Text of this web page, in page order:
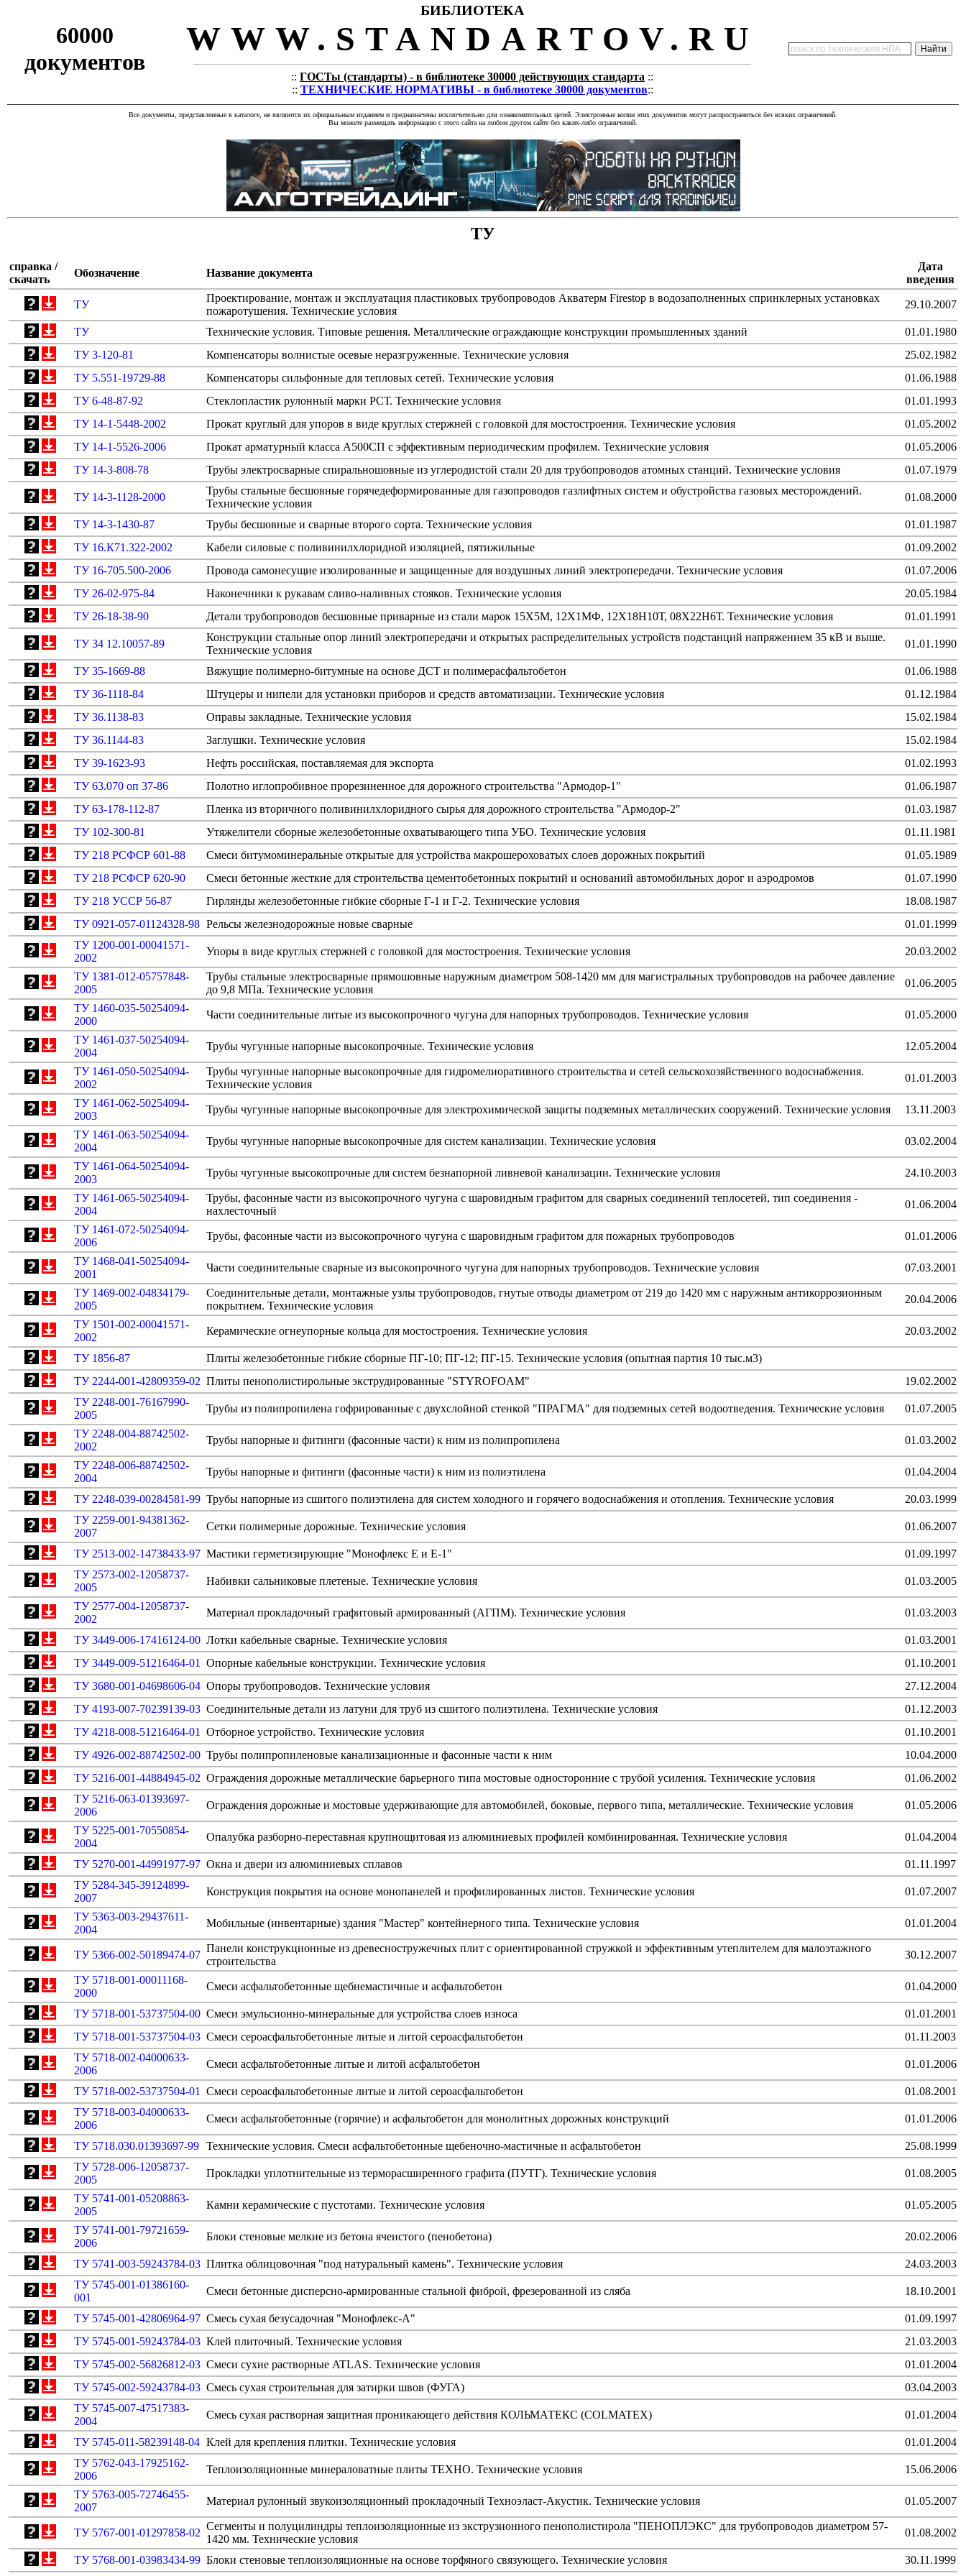
60000
документов
БИБЛИОТЕКА
WWW.STANDARTOV.RU
:: ГОСТы (стандарты) - в библиотеке 30000 действующих стандарта ::
:: ТЕХНИЧЕСКИЕ НОРМАТИВЫ - в библиотеке 30000 документов::
Все документы, представленные в каталоге, не являются их официальным изданием и предназначены исключительно для ознакомительных целей. Электронные копии этих документов могут распространяться без всяких ограничений.
Вы можете размещать информацию с этого сайта на любом другом сайте без каких-либо ограничений.
ТУ
справка /
скачать
Обозначение Название документа
Дата
введения
ТУ
Проектирование, монтаж и эксплуатация пластиковых трубопроводов Акватерм Firestop в водозаполненных спринклерных установках
пожаротушения. Технические условия
29.10.2007
ТУ Технические условия. Типовые решения. Металлические ограждающие конструкции промышленных зданий
01.01.1980
ТУ 3-120-81
Компенсаторы волнистые осевые неразгруженные. Технические условия
25.02.1982
ТУ 5.551-19729-88
Компенсаторы сильфонные для тепловых сетей. Технические условия
01.06.1988
ТУ 6-48-87-92
Стеклопластик рулонный марки РСТ. Технические условия
01.01.1993
ТУ 14-1-5448-2002
Прокат круглый для упоров в виде круглых стержней с головкой для мостостроения. Технические условия
01.05.2002
ТУ 14-1-5526-2006
Прокат арматурный класса А500СП с эффективным периодическим профилем. Технические условия
01.05.2006
ТУ 14-3-808-78
Трубы электросварные спиральношовные из углеродистой стали 20 для трубопроводов атомных станций. Технические условия 01.07.1979
ТУ 14-3-1128-2000
Трубы стальные бесшовные горячедеформированные для газопроводов газлифтных систем и обустройства газовых месторождений.
Технические условия
01.08.2000
ТУ 14-3-1430-87 Трубы бесшовные и сварные второго сорта. Технические условия
01.01.1987
ТУ 16.К71.322-2002
Кабели силовые с поливинилхлоридной изоляцией, пятижильные
01.09.2002
ТУ 16-705.500-2006
Провода самонесущие изолированные и защищенные для воздушных линий электропередачи. Технические условия
01.07.2006
ТУ 26-02-975-84
Наконечники к рукавам сливо-наливных стояков. Технические условия
20.05.1984
ТУ 26-18-38-90
Детали трубопроводов бесшовные приварные из стали марок 15Х5М, 12Х1МФ, 12Х18Н10Т, 08Х22Н6Т. Технические условия 01.01.1991
ТУ 34 12.10057-89
Конструкции стальные опор линий электропередачи и открытых распределительных устройств подстанций напряжением 35 кВ и выше.
Технические условия
01.01.1990
ТУ 35-1669-88 Вяжущие полимерно-битумные на основе ДСТ и полимерасфальтобетон
01.06.1988
ТУ 36-1118-84
Штуцеры и нипели для установки приборов и средств автоматизации. Технические условия
01.12.1984
ТУ 36.1138-83
Оправы закладные. Технические условия
15.02.1984
ТУ 36.1144-83
Заглушки. Технические условия
15.02.1984
ТУ 39-1623-93
Нефть российская, поставляемая для экспорта
01.02.1993
ТУ 63.070 оп 37-86
Полотно иглопробивное прорезиненное для дорожного строительства "Армодор-1"
01.06.1987
ТУ 63-178-112-87
Пленка из вторичного поливинилхлоридного сырья для дорожного строительства "Армодор-2"
01.03.1987
ТУ 102-300-81
Утяжелители сборные железобетонные охватывающего типа УБО. Технические условия
01.11.1981
ТУ 218 РСФСР 601-88
Смеси битумоминеральные открытые для устройства макрошероховатых слоев дорожных покрытий
01.05.1989
ТУ 218 РСФСР 620-90
Смеси бетонные жесткие для строительства цементобетонных покрытий и оснований автомобильных дорог и аэродромов
01.07.1990
ТУ 218 УССР 56-87
Гирлянды железобетонные гибкие сборные Г-1 и Г-2. Технические условия
18.08.1987
ТУ 0921-057-01124328-98 Рельсы железнодорожные новые сварные
01.01.1999
ТУ 1200-001-00041571-
2002
Упоры в виде круглых стержней с головкой для мостостроения. Технические условия 20.03.2002
ТУ 1381-012-05757848-
2005
Трубы стальные электросварные прямошовные наружным диаметром 508-1420 мм для магистральных трубопроводов на рабочее давление
до 9,8 МПа. Технические условия
01.06.2005
ТУ 1460-035-50254094-
2000
Части соединительные литые из высокопрочного чугуна для напорных трубопроводов. Технические условия 01.05.2000
ТУ 1461-037-50254094-
2004
Трубы чугунные напорные высокопрочные. Технические условия 12.05.2004
ТУ 1461-050-50254094-
2002
Трубы чугунные напорные высокопрочные для гидромелиоративного строительства и сетей сельскохозяйственного водоснабжения.
Технические условия
01.01.2003
ТУ 1461-062-50254094-
2003
Трубы чугунные напорные высокопрочные для электрохимической защиты подземных металлических сооружений. Технические условия 13.11.2003
ТУ 1461-063-50254094-
2004
Трубы чугунные напорные высокопрочные для систем канализации. Технические условия 03.02.2004
ТУ 1461-064-50254094-
2003
Трубы чугунные высокопрочные для систем безнапорной ливневой канализации. Технические условия 24.10.2003
ТУ 1461-065-50254094-
2004
Трубы, фасонные части из высокопрочного чугуна с шаровидным графитом для сварных соединений теплосетей, тип соединения -
нахлесточный
01.06.2004
ТУ 1461-072-50254094-
2006
Трубы, фасонные части из высокопрочного чугуна с шаровидным графитом для пожарных трубопроводов 01.01.2006
ТУ 1468-041-50254094-
2001
Части соединительные сварные из высокопрочного чугуна для напорных трубопроводов. Технические условия 07.03.2001
ТУ 1469-002-04834179-
2005
Соединительные детали, монтажные узлы трубопроводов, гнутые отводы диаметром от 219 до 1420 мм с наружным антикоррозионным
покрытием. Технические условия
20.04.2006
ТУ 1501-002-00041571-
2002
Керамические огнеупорные кольца для мостостроения. Технические условия 20.03.2002
ТУ 1856-87
Плиты железобетонные гибкие сборные ПГ-10; ПГ-12; ПГ-15. Технические условия (опытная партия 10 тыс.м3)
ТУ 2244-001-42809359-02 Плиты пенополистирольные экструдированные "STYROFOAM"
19.02.2002
ТУ 2248-001-76167990-
2005
Трубы из полипропилена гофрированные с двухслойной стенкой "ПРАГМА" для подземных сетей водоотведения. Технические условия 01.07.2005
ТУ 2248-004-88742502-
2002
Трубы напорные и фитинги (фасонные части) к ним из полипропилена 01.03.2002
ТУ 2248-006-88742502-
2004
Трубы напорные и фитинги (фасонные части) к ним из полиэтилена 01.04.2004
ТУ 2248-039-00284581-99 Трубы напорные из сшитого полиэтилена для систем холодного и горячего водоснабжения и отопления. Технические условия
20.03.1999
ТУ 2259-001-94381362-
2007
Сетки полимерные дорожные. Технические условия 01.06.2007
ТУ 2513-002-14738433-97 Мастики герметизирующие "Монофлекс Е и Е-1"
01.09.1997
ТУ 2573-002-12058737-
2005
Набивки сальниковые плетеные. Технические условия 01.03.2005
ТУ 2577-004-12058737-
2002
Материал прокладочный графитовый армированный (АГПМ). Технические условия 01.03.2003
ТУ 3449-006-17416124-00 Лотки кабельные сварные. Технические условия
01.03.2001
ТУ 3449-009-51216464-01
Опорные кабельные конструкции. Технические условия
01.10.2001
ТУ 3680-001-04698606-04 Опоры трубопроводов. Технические условия
27.12.2004
ТУ 4193-007-70239139-03 Соединительные детали из латуни для труб из сшитого полиэтилена. Технические условия
01.12.2003
ТУ 4218-008-51216464-01
Отборное устройство. Технические условия
01.10.2001
ТУ 4926-002-88742502-00 Трубы полипропиленовые канализационные и фасонные части к ним
10.04.2000
ТУ 5216-001-44884945-02 Ограждения дорожные металлические барьерного типа мостовые односторонние с трубой усиления. Технические условия
01.06.2002
ТУ 5216-063-01393697-
2006
Ограждения дорожные и мостовые удерживающие для автомобилей, боковые, первого типа, металлические. Технические условия 01.05.2006
ТУ 5225-001-70550854-
2004
Опалубка разборно-переставная крупнощитовая из алюминиевых профилей комбинированная. Технические условия 01.04.2004
ТУ 5270-001-44991977-97 Окна и двери из алюминиевых сплавов
01.11.1997
ТУ 5284-345-39124899-
2007
Конструкция покрытия на основе монопанелей и профилированных листов. Технические условия 01.07.2007
ТУ 5363-003-29437611-
2004
Мобильные (инвентарные) здания "Мастер" контейнерного типа. Технические условия 01.01.2004
ТУ 5366-002-50189474-07
Панели конструкционные из древесностружечных плит с ориентированной стружкой и эффективным утеплителем для малоэтажного
строительства
30.12.2007
ТУ 5718-001-00011168-
2000
Смеси асфальтобетонные щебнемастичные и асфальтобетон 01.04.2000
ТУ 5718-001-53737504-00 Смеси эмульсионно-минеральные для устройства слоев износа
01.01.2001
ТУ 5718-001-53737504-03 Смеси сероасфальтобетонные литые и литой сероасфальтобетон
01.11.2003
ТУ 5718-002-04000633-
2006
Смеси асфальтобетонные литые и литой асфальтобетон 01.01.2006
ТУ 5718-002-53737504-01 Смеси сероасфальтобетонные литые и литой сероасфальтобетон
01.08.2001
ТУ 5718-003-04000633-
2006
Смеси асфальтобетонные (горячие) и асфальтобетон для монолитных дорожных конструкций 01.01.2006
ТУ 5718.030.01393697-99 Технические условия. Смеси асфальтобетонные щебеночно-мастичные и асфальтобетон
25.08.1999
ТУ 5728-006-12058737-
2005
Прокладки уплотнительные из терморасширенного графита (ПУТГ). Технические условия 01.08.2005
ТУ 5741-001-05208863-
2005
Камни керамические с пустотами. Технические условия 01.05.2005
ТУ 5741-001-79721659-
2006
Блоки стеновые мелкие из бетона ячеистого (пенобетона) 20.02.2006
ТУ 5741-003-59243784-03 Плитка облицовочная "под натуральный камень". Технические условия
24.03.2003
ТУ 5745-001-01386160-
001
Смеси бетонные дисперсно-армированные стальной фиброй, фрезерованной из сляба 18.10.2001
ТУ 5745-001-42806964-97 Смесь сухая безусадочная "Монофлекс-А"
01.09.1997
ТУ 5745-001-59243784-03 Клей плиточный. Технические условия
21.03.2003
ТУ 5745-002-56826812-03 Смеси сухие растворные ATLAS. Технические условия
01.01.2004
ТУ 5745-002-59243784-03 Смесь сухая строительная для затирки швов (ФУГА)
03.04.2003
ТУ 5745-007-47517383-
2004
Смесь сухая растворная защитная проникающего действия КОЛЬМАТЕКС (COLMATEX) 01.01.2004
ТУ 5745-011-58239148-04 Клей для крепления плитки. Технические условия
01.01.2004
ТУ 5762-043-17925162-
2006
Теплоизоляционные минераловатные плиты ТЕХНО. Технические условия 15.06.2006
ТУ 5763-005-72746455-
2007
Материал рулонный звукоизоляционный прокладочный Техноэласт-Акустик. Технические условия 01.05.2007
ТУ 5767-001-01297858-02
Сегменты и полуцилиндры теплоизоляционные из экструзионного пенополистирола "ПЕНОПЛЭКС" для трубопроводов диаметром 57-
1420 мм. Технические условия
01.08.2002
ТУ 5768-001-03983434-99 Блоки стеновые теплоизоляционные на основе торфяного связующего. Технические условия
30.11.1999